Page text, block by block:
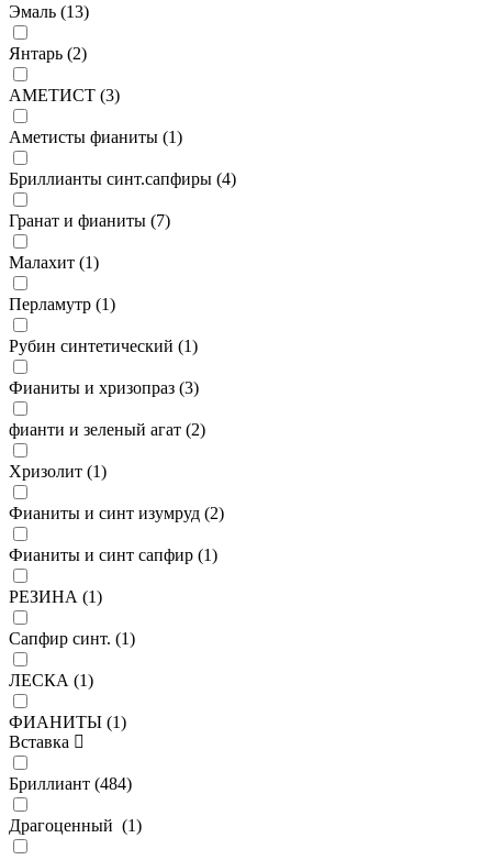
Эмаль (13)
Янтарь (2)
АМЕТИСТ (3)
Аметисты фианиты (1)
Бриллианты синт.сапфиры (4)
Гранат и фианиты (7)
Малахит (1)
Перламутр (1)
Рубин синтетический (1)
Фианиты и хризопраз (3)
фианти и зеленый агат (2)
Хризолит (1)
Фианиты и синт изумруд (2)
Фианиты и синт сапфир (1)
РЕЗИНА (1)
Сапфир синт. (1)
ЛЕСКА (1)
ФИАНИТЫ (1)
Вставка
Бриллиант (484)
Драгоценный (1)